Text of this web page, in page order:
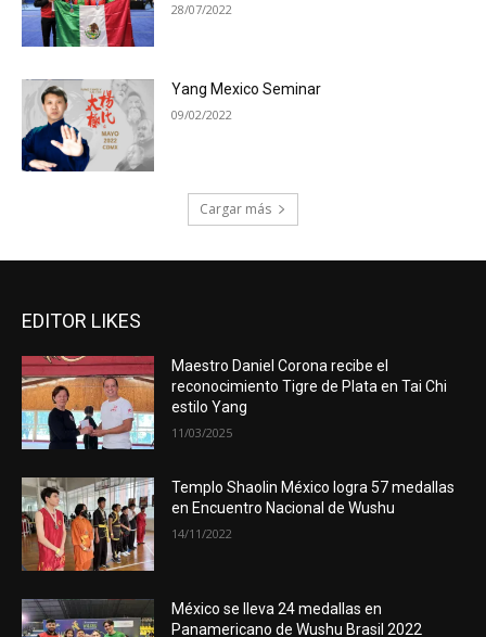
28/07/2022
Yang Mexico Seminar
09/02/2022
Cargar más
EDITOR LIKES
Maestro Daniel Corona recibe el
reconocimiento Tigre de Plata en Tai Chi
estilo Yang
11/03/2025
Templo Shaolin México logra 57 medallas
en Encuentro Nacional de Wushu
14/11/2022
México se lleva 24 medallas en
Panamericano de Wushu Brasil 2022